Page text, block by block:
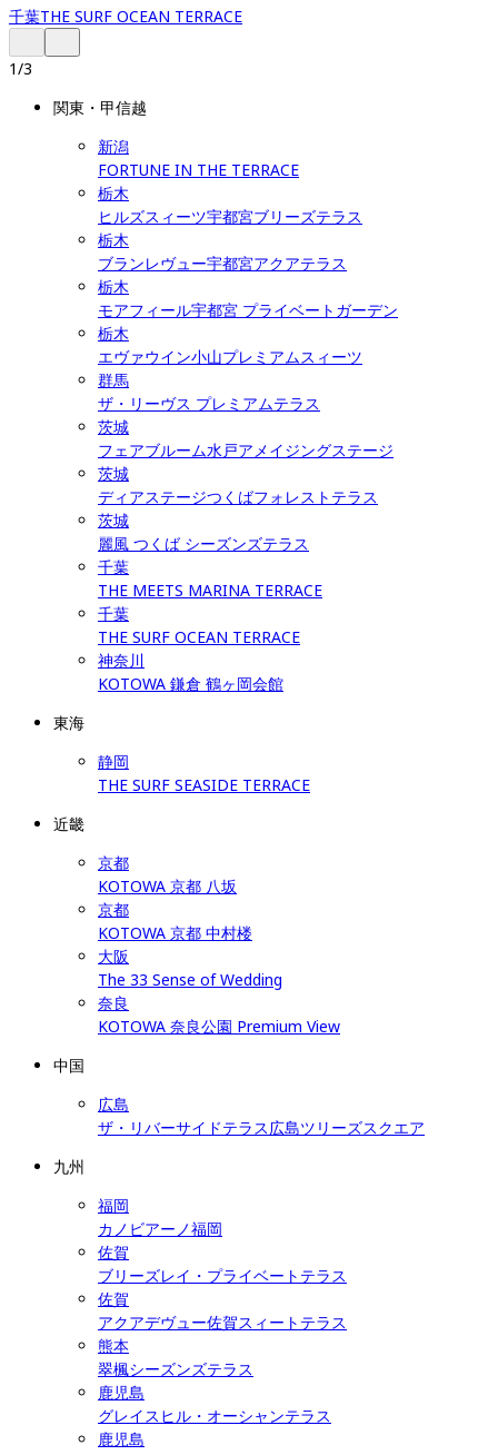
千葉THE SURF OCEAN TERRACE
1/3
関東・甲信越
新潟
FORTUNE IN THE TERRACE
栃木
ヒルズスィーツ宇都宮ブリーズテラス
栃木
ブランレヴュー宇都宮アクアテラス
栃木
モアフィール宇都宮 プライベートガーデン
栃木
エヴァウイン小山プレミアムスィーツ
群馬
ザ・リーヴス プレミアムテラス
茨城
フェアブルーム水戸アメイジングステージ
茨城
ディアステージつくばフォレストテラス
茨城
麗風 つくば シーズンズテラス
千葉
THE MEETS MARINA TERRACE
千葉
THE SURF OCEAN TERRACE
神奈川
KOTOWA 鎌倉 鶴ヶ岡会館
東海
静岡
THE SURF SEASIDE TERRACE
近畿
京都
KOTOWA 京都 八坂
京都
KOTOWA 京都 中村楼
大阪
The 33 Sense of Wedding
奈良
KOTOWA 奈良公園 Premium View
中国
広島
ザ・リバーサイドテラス広島ツリーズスクエア
九州
福岡
カノビアーノ福岡
佐賀
ブリーズレイ・プライベートテラス
佐賀
アクアデヴュー佐賀スィートテラス
熊本
翠楓シーズンズテラス
鹿児島
グレイスヒル・オーシャンテラス
鹿児島